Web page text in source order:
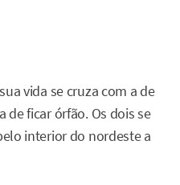
vida se cruza com a de
de ficar órfão. Os dois se
interior do nordeste a